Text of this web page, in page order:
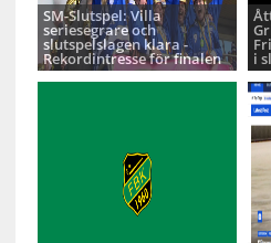
SM-Slutspel: Villa
seriesegrare och
slutspelslagen klara -
Rekordintresse för finalen i